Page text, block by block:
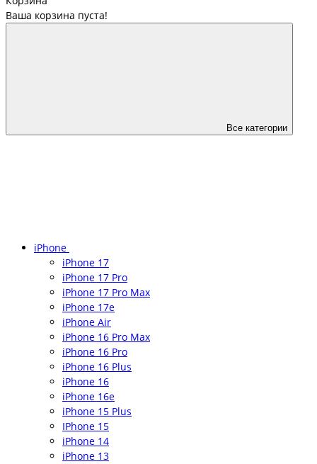
Ваша корзина пуста!
Все категории
iPhone
iPhone 17
iPhone 17 Pro
iPhone 17 Pro Max
iPhone 17e
iPhone Air
iPhone 16 Pro Max
iPhone 16 Pro
iPhone 16 Plus
iPhone 16
iPhone 16e
iPhone 15 Plus
IPhone 15
iPhone 14
iPhone 13